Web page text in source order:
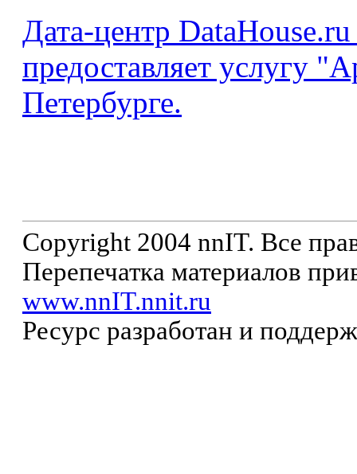
Дата-центр
предоставляет услугу
Петербурге.
Copyright 2004 nnIT. Все
Перепечатка материалов
www.nnIT.nnit.ru
Ресурс разработан и